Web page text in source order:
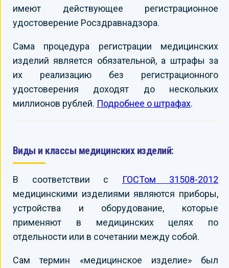
имеют действующее регистрационное
удостоверение Росздравнадзора.
Сама процедура регистрации медицинских
изделий является обязательной, а штрафы за
их реализацию без регистрационного
удостоверения доходят до нескольких
миллионов рублей. Подробнее о штрафах.
Виды и классы медицинских изделий:
В соответствии с
ГОСТом 31508-2012
медицинскими изделиями являются приборы,
устройства и оборудование, которые
применяют в медицинских целях по
отдельности или в сочетании между собой.
Сам термин «медицинское изделие» был